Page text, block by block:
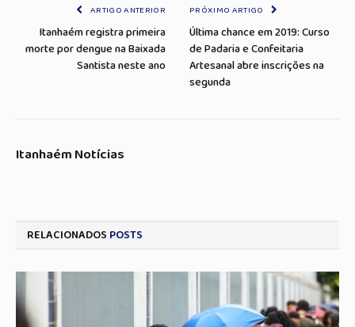
ARTIGO ANTERIOR
Itanhaém registra primeira
morte por dengue na Baixada
Santista neste ano
PRÓXIMO ARTIGO
Última chance em 2019: Curso
de Padaria e Confeitaria
Artesanal abre inscrições na
segunda
Itanhaém Notícias
RELACIONADOS POSTS